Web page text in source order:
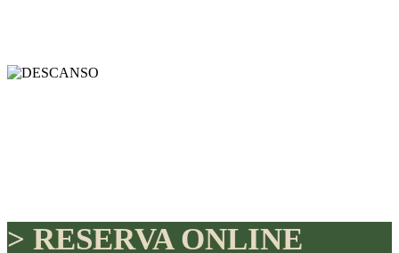
> RESERVA ONLINE